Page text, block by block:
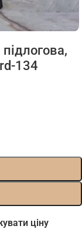
134
ціну